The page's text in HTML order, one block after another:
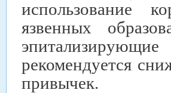
использование
язвенных
рекомендуется
привычек.